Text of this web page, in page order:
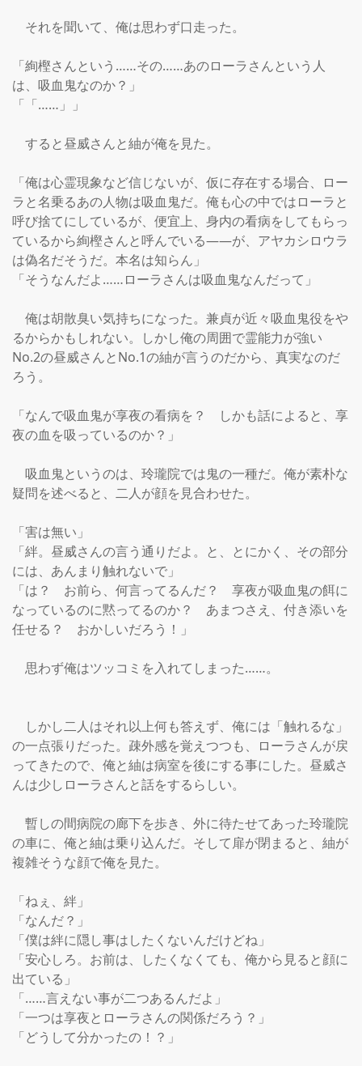
それを聞いて、俺は思わず口走った。
「絢樫さんという……その……あのローラさんという人
は、吸血鬼なのか？」
「「……」」
すると昼威さんと紬が俺を見た。
「俺は心霊現象など信じないが、仮に存在する場合、ロー
ラと名乗るあの人物は吸血鬼だ。俺も心の中ではローラと
呼び捨てにしているが、便宜上、身内の看病をしてもらっ
ているから絢樫さんと呼んでいる――が、アヤカシロウラ
は偽名だそうだ。本名は知らん」
「そうなんだよ……ローラさんは吸血鬼なんだって」
俺は胡散臭い気持ちになった。兼貞が近々吸血鬼役をや
るからかもしれない。しかし俺の周囲で霊能力が強い
No.2の昼威さんとNo.1の紬が言うのだから、真実なのだ
ろう。
「なんで吸血鬼が享夜の看病を？　しかも話によると、享
夜の血を吸っているのか？」
吸血鬼というのは、玲瓏院では鬼の一種だ。俺が素朴な
疑問を述べると、二人が顔を見合わせた。
「害は無い」
「絆。昼威さんの言う通りだよ。と、とにかく、その部分
には、あんまり触れないで」
「は？　お前ら、何言ってるんだ？　享夜が吸血鬼の餌に
なっているのに黙ってるのか？　あまつさえ、付き添いを
任せる？　おかしいだろう！」
思わず俺はツッコミを入れてしまった……。
しかし二人はそれ以上何も答えず、俺には「触れるな」
の一点張りだった。疎外感を覚えつつも、ローラさんが戻
ってきたので、俺と紬は病室を後にする事にした。昼威さ
んは少しローラさんと話をするらしい。
暫しの間病院の廊下を歩き、外に待たせてあった玲瓏院
の車に、俺と紬は乗り込んだ。そして扉が閉まると、紬が
複雑そうな顔で俺を見た。
「ねぇ、絆」
「なんだ？」
「僕は絆に隠し事はしたくないんだけどね」
「安心しろ。お前は、したくなくても、俺から見ると顔に
出ている」
「……言えない事が二つあるんだよ」
「一つは享夜とローラさんの関係だろう？」
「どうして分かったの！？」